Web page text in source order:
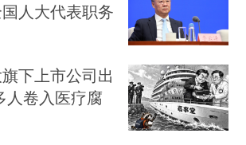
人大代表职务
旗下上市公司出
人卷入医疗腐